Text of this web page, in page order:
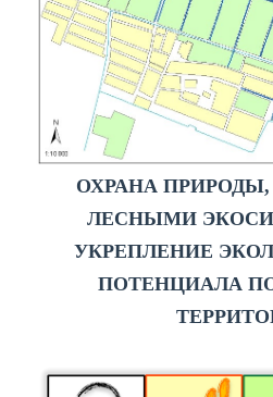
ОХРАНА
ЛЕСНЫМИ
УКРЕПЛЕНИЕ
ПОТЕНЦИАЛА